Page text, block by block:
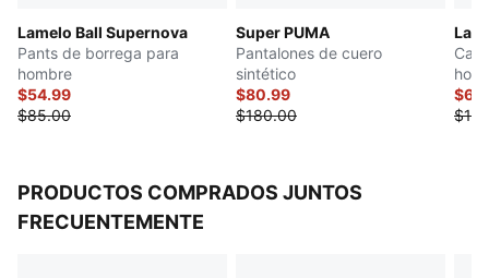
.Lamelo Ball Supernova
Pants de borrega para
hombre
$54.99
$85.00
Super PUMA
Pantalones de cuero
sintético
$80.99
$180.00
PRODUCTOS COMPRADOS JUNTOS
FRECUENTEMENTE